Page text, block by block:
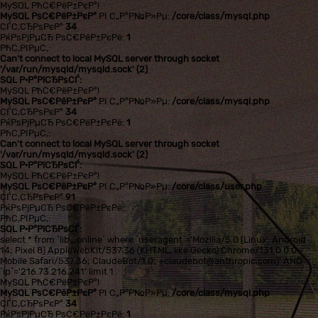
MySQL РћС€РёР±РєР°!
MySQL РѕС€РёР±РєР° РІ С„Р°Р№Р»Рµ: /core/class/mysql.php
СЃС‚СЂРѕРєР° 34
РќРѕРјРµСЂ РѕС€РёР±РєРё: 1
РћС‚РІРµС‚:
Can't connect to local MySQL server through socket
'/var/run/mysqld/mysqld.sock' (2)
SQL Р·Р°РїСЂРѕСЃ:
MySQL РћС€РёР±РєР°!
MySQL РѕС€РёР±РєР° РІ С„Р°Р№Р»Рµ: /core/class/mysql.php
СЃС‚СЂРѕРєР° 34
РќРѕРјРµСЂ РѕС€РёР±РєРё: 1
РћС‚РІРµС‚:
Can't connect to local MySQL server through socket
'/var/run/mysqld/mysqld.sock' (2)
SQL Р·Р°РїСЂРѕСЃ:
MySQL РћС€РёР±РєР°!
MySQL РѕС€РёР±РєР° РІ С„Р°Р№Р»Рµ: /core/class/user.php
СЃС‚СЂРѕРєР° 91
РќРѕРјРµСЂ РѕС€РёР±РєРё:
РћС‚РІРµС‚:
SQL Р·Р°РїСЂРѕСЃ:
select * from `lib_online` where `useragent`='Mozilla/5.0 (Linux; Android
14; Pixel 8) AppleWebKit/537.36 (KHTML, like Gecko) Chrome/131.0.0.0
Mobile Safari/537.36; ClaudeBot/1.0; +claudebot@anthropic.com)' AND
`ip`='216.73.216.241' limit 1
MySQL РћС€РёР±РєР°!
MySQL РѕС€РёР±РєР° РІ С„Р°Р№Р»Рµ:/core/class/mysql.php
СЃС‚СЂРѕРєР°34
РќРѕРјРµСЂ РѕС€РёР±РєРё: 1